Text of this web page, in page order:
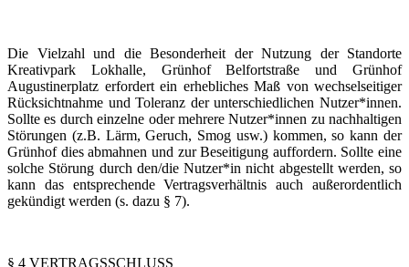
Die Vielzahl und die Besonderheit der Nutzung der Standorte
Kreativpark Lokhalle, Grünhof Belfortstraße und Grünhof
Augustinerplatz erfordert ein erhebliches Maß von wechselseitiger
Rücksichtnahme und Toleranz der unterschiedlichen Nutzer*innen.
Sollte es durch einzelne oder mehrere Nutzer*innen zu nachhaltigen
Störungen (z.B. Lärm, Geruch, Smog usw.) kommen, so kann der
Grünhof dies abmahnen und zur Beseitigung auffordern. Sollte eine
solche Störung durch den/die Nutzer*in nicht abgestellt werden, so
kann das entsprechende Vertragsverhältnis auch außerordentlich
gekündigt werden (s. dazu § 7).
§ 4 VERTRAGSSCHLUSS